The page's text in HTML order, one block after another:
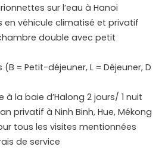
sur l’eau à Hanoi
en véhicule climatisé et privatif
double avec petit
= Petit-déjeuner, L = Déjeuner, D
à la baie d’Halong 2 jours/ 1 nuit
privatif à Ninh Binh, Hue, Mékong
tous les visites mentionnées
de service